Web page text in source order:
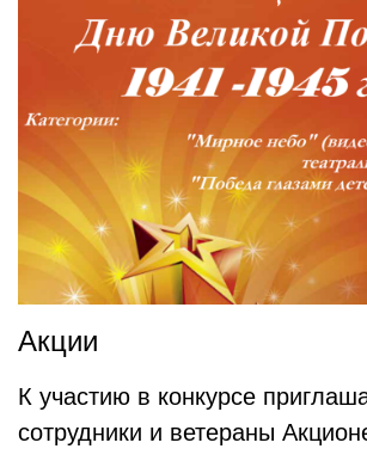
Акции
К участию в конкурсе
сотрудники и ветераны